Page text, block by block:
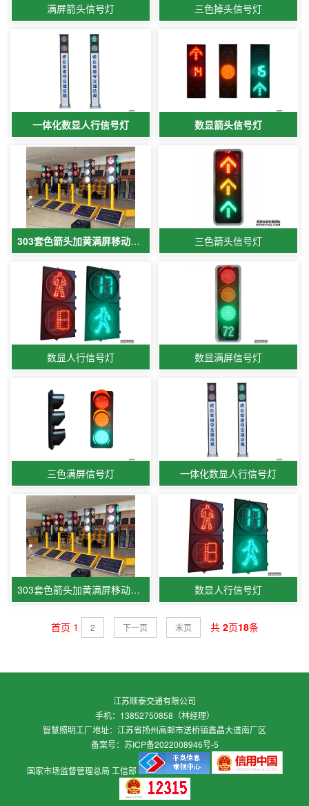
满屏箭头信号灯 三色掉头信号灯
一体化数显人行信号灯 数显箭头信号灯
303套色箭头加黄满屏移动小车 三色箭头信号灯
数显人行信号灯 数显满屏信号灯
三色满屏信号灯 一体化数显人行信号灯
303套色箭头加黄满屏移动小车 数显人行信号灯
首页 1 2 下一页 末页 共 2页18条
江苏顺泰交通有限公司
手机：13852750858（林经理）
智慧照明工厂地址：江苏省扬州高邮市送桥镇鑫晶大道南厂区
备案号： 苏ICP备2022008946号-5
国家市场监督管理总局 工信部